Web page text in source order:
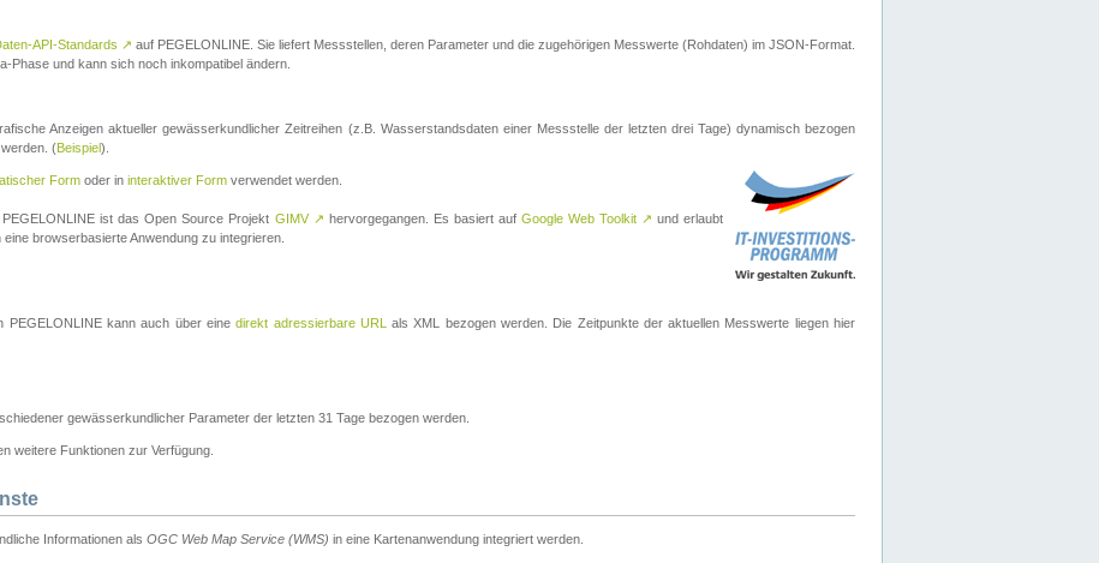
API-Standards ↗ auf PEGELONLINE. Sie liefert Messstellen, deren Parameter und die zugehörigen Messwerte (Rohdaten) im JSON-Format.
Phase und kann sich noch inkompatibel ändern.
Anzeigen aktueller gewässerkundlicher Zeitreihen (z.B. Wasserstandsdaten einer Messstelle der letzten drei Tage) dynamisch bezogen
(Beispiel).
Form oder in interaktiver Form verwendet werden.
ist das Open Source Projekt GIMV ↗ hervorgegangen. Es basiert auf Google Web Toolkit ↗ und erlaubt
browserbasierte Anwendung zu integrieren.
PEGELONLINE kann auch über einedirekt adressierbare URL
als XML bezogen werden. Die Zeitpunkte der aktuellen Messwerte liegen hier
gewässerkundlicher Parameter der letzten 31 Tage bezogen werden.
weitere Funktionen zur Verfügung.
Informationen als OGC Web Map Service (WMS) in eine Kartenanwendung integriert werden.